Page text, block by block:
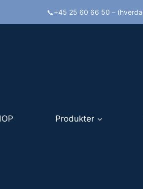
📞+45 25 60 66 50 –
Produkter